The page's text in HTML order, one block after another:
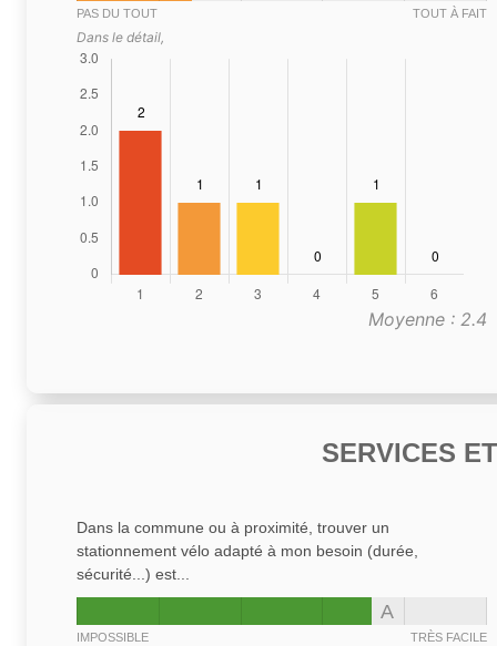
PAS DU TOUT TOUT À FAIT
Dans le détail,
Moyenne : 2.4
SERVICES
Dans la commune ou à proximité, trouver un
stationnement vélo adapté à mon besoin (durée,
sécurité...) est...
A
IMPOSSIBLE TRÈS FACILE